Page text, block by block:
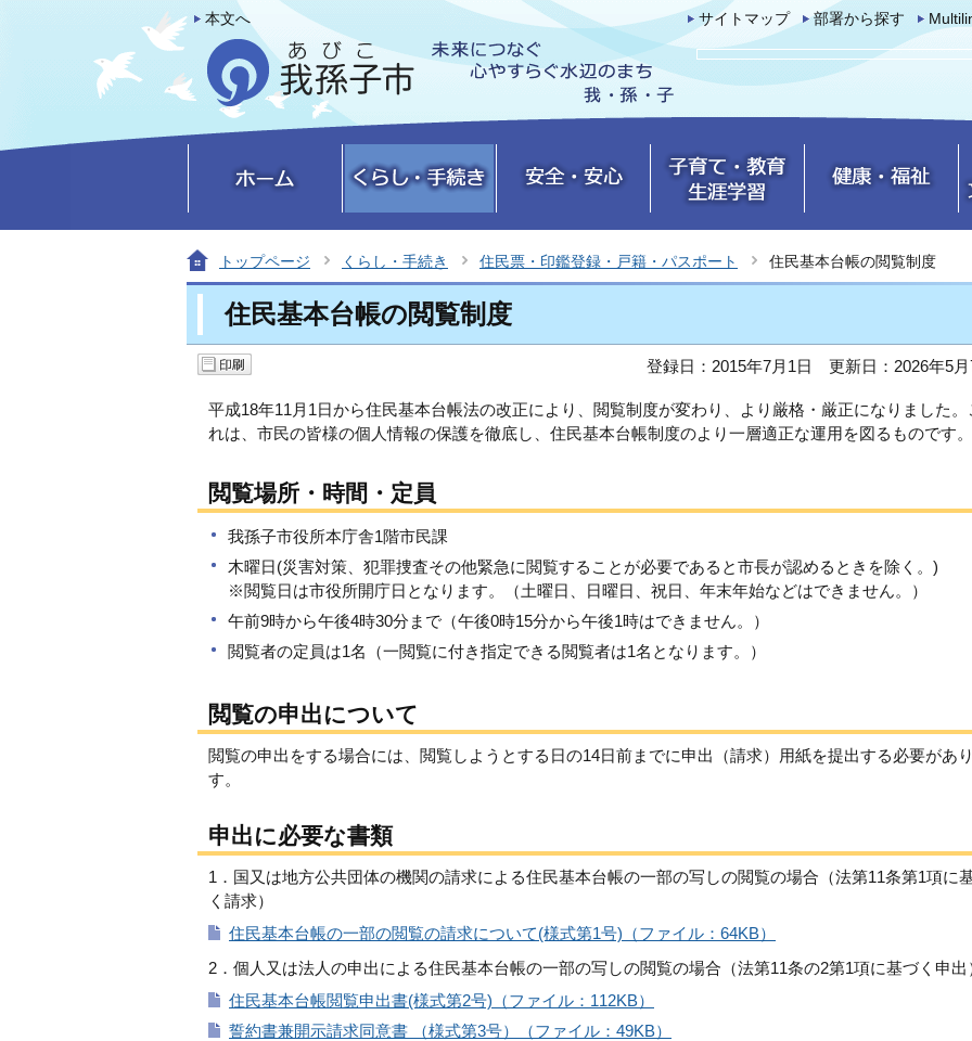
本文へ サイトマップ 部署から探す
トップページ くらし・手続き 住民票・印鑑登録・戸籍・パスポート 住民基本台帳の閲覧制度
住民基本台帳の閲覧制度
登録日：2015年7月1日 更新日：2026年5月
平成18年11月1日から住民基本台帳法の改正により、閲覧制度が変わり、より厳格・厳正になりました。
れは、市民の皆様の個人情報の保護を徹底し、住民基本台帳制度のより一層適正な運用を図るものです。
閲覧場所・時間・定員
我孫子市役所本庁舎1階市民課
木曜日(災害対策、犯罪捜査その他緊急に閲覧することが必要であると市長が認めるときを除く。)
※閲覧日は市役所開庁日となります。（土曜日、日曜日、祝日、年末年始などはできません。）
午前9時から午後4時30分まで（午後0時15分から午後1時はできません。）
閲覧者の定員は1名（一閲覧に付き指定できる閲覧者は1名となります。）
閲覧の申出について
閲覧の申出をする場合には、閲覧しようとする日の14日前までに申出（請求）用紙を提出する必要があ
す。
申出に必要な書類
1．国又は地方公共団体の機関の請求による住民基本台帳の一部の写しの閲覧の場合（法第11条第1項に
く請求）
住民基本台帳の一部の閲覧の請求について(様式第1号)（ファイル：64KB）
2．個人又は法人の申出による住民基本台帳の一部の写しの閲覧の場合（法第11条の2第1項に基づく申出
住民基本台帳閲覧申出書(様式第2号)（ファイル：112KB）
誓約書兼開示請求同意書 （様式第3号）（ファイル：49KB）